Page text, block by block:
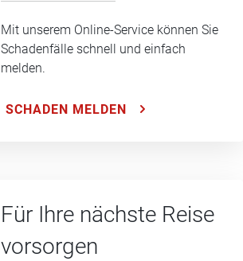
Mit unserem Online-Service können Sie
Schadenfälle schnell und einfach
melden.
SCHADEN MELDEN
Für Ihre nächste Reise
vorsorgen